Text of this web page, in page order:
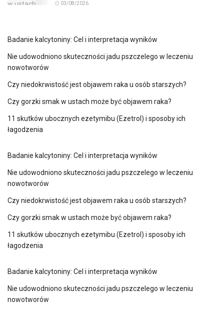
03/08/2026
Badanie kalcytoniny: Cel i interpretacja wyników
Nie udowodniono skuteczności jadu pszczelego w leczeniu
nowotworów
Czy niedokrwistość jest objawem raka u osób starszych?
Czy gorzki smak w ustach może być objawem raka?
11 skutków ubocznych ezetymibu (Ezetrol) i sposoby ich
łagodzenia
Badanie kalcytoniny: Cel i interpretacja wyników
Nie udowodniono skuteczności jadu pszczelego w leczeniu
nowotworów
Czy niedokrwistość jest objawem raka u osób starszych?
Czy gorzki smak w ustach może być objawem raka?
11 skutków ubocznych ezetymibu (Ezetrol) i sposoby ich
łagodzenia
Badanie kalcytoniny: Cel i interpretacja wyników
Nie udowodniono skuteczności jadu pszczelego w leczeniu
nowotworów